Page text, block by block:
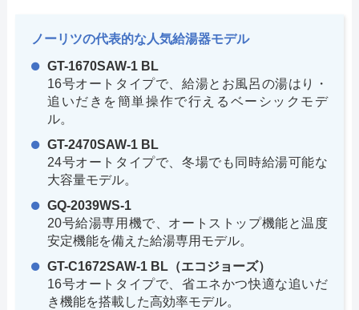
ノーリツの代表的な人気給湯器モデル
GT-1670SAW-1 BL
16号オートタイプで、給湯とお風呂の湯はり・
追いだきを簡単操作で行えるベーシックモデ
ル。
GT-2470SAW-1 BL
24号オートタイプで、冬場でも同時給湯可能な
大容量モデル。
GQ-2039WS-1
20号給湯専用機で、オートストップ機能と温度
安定機能を備えた給湯専用モデル。
GT-C1672SAW-1 BL（エコジョーズ）
16号オートタイプで、省エネかつ快適な追いだ
き機能を搭載した高効率モデル。